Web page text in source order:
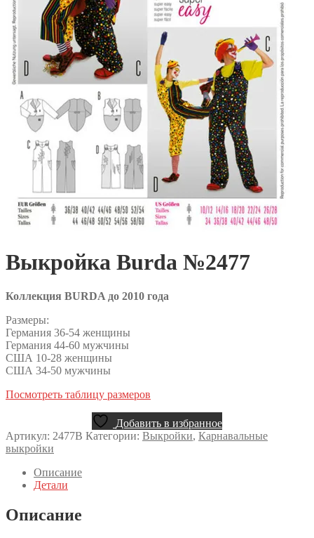
Выкройка Burda №2477
Коллекция BURDA до 2010 года
Размеры:
Германия 36-54 женщины
Германия 44-60 мужчины
США 10-28 женщины
США 34-50 мужчины
Посмотреть таблицу размеров
Добавить в избранное
Артикул: 2477B Категории: Выкройки, Карнавальные
выкройки
Описание
Детали
Описание